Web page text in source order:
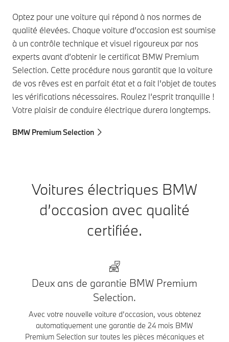
Optez pour une voiture qui répond à nos normes de
qualité élevées. Chaque voiture d’occasion est soumise
à un contrôle technique et visuel rigoureux par nos
experts avant d’obtenir le certificat BMW Premium
Selection. Cette procédure nous garantit que la voiture
de vos rêves est en parfait état et a fait l'objet de toutes
les vérifications nécessaires. Roulez l’esprit tranquille !
Votre plaisir de conduire électrique durera longtemps.
BMW Premium Selection
Voitures électriques BMW
d’occasion avec qualité
certifiée.
Deux ans de garantie BMW Premium
Selection.
Avec votre nouvelle voiture d’occasion, vous obtenez
automatiquement une garantie de 24 mois BMW
Premium Selection sur toutes les pièces mécaniques et